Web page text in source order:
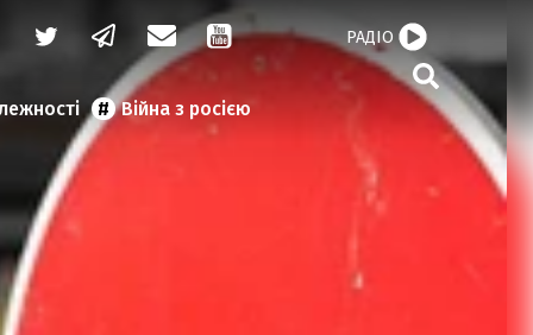
Війна з росією
РАДІО